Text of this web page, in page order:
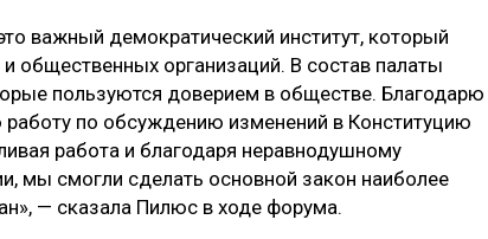
важный демократический институт, который
общественных организаций. В состав палаты
пользуются доверием в обществе. Благодарю
по обсуждению изменений в Конституцию
работа и благодаря неравнодушному
мы смогли сделать основной закон наиболее
— сказала Пилюс в ходе форума.